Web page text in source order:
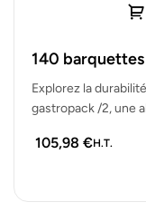
140
Explorez la
gastropack /2, une
105,98 €H.T.